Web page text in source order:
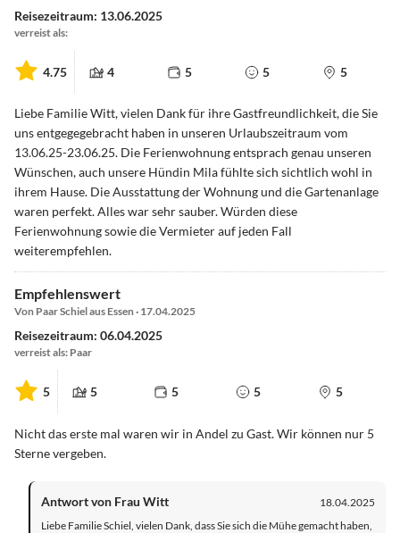
Reisezeitraum: 13.06.2025
verreist als:
4.75 4 5 5 5
Liebe Familie Witt, vielen Dank für ihre Gastfreundlichkeit, die Sie
uns entgegegebracht haben in unseren Urlaubszeitraum vom
13.06.25-23.06.25. Die Ferienwohnung entsprach genau unseren
Wünschen, auch unsere Hündin Mila fühlte sich sichtlich wohl in
ihrem Hause. Die Ausstattung der Wohnung und die Gartenanlage
waren perfekt. Alles war sehr sauber. Würden diese
Ferienwohnung sowie die Vermieter auf jeden Fall
weiterempfehlen.
Empfehlenswert
Von Paar Schiel aus Essen · 17.04.2025
Reisezeitraum: 06.04.2025
verreist als: Paar
5 5 5 5 5
Nicht das erste mal waren wir in Andel zu Gast. Wir können nur 5
Sterne vergeben.
Antwort von Frau Witt
18.04.2025
Liebe Familie Schiel, vielen Dank, dass Sie sich die Mühe gemacht haben,